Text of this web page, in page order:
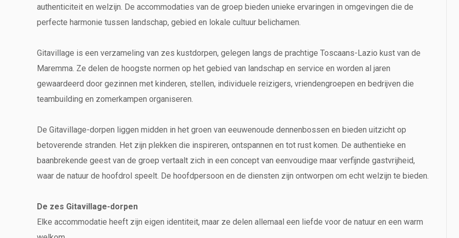
authenticiteit en welzijn. De accommodaties van de groep bieden unieke ervaringen in omgevingen die de
perfecte harmonie tussen landschap, gebied en lokale cultuur belichamen.
Gitavillage is een verzameling van zes kustdorpen, gelegen langs de prachtige Toscaans-Lazio kust van de
Maremma. Ze delen de hoogste normen op het gebied van landschap en service en worden al jaren
gewaardeerd door gezinnen met kinderen, stellen, individuele reizigers, vriendengroepen en bedrijven die
teambuilding en zomerkampen organiseren.
De Gitavillage-dorpen liggen midden in het groen van eeuwenoude dennenbossen en bieden uitzicht op
betoverende stranden. Het zijn plekken die inspireren, ontspannen en tot rust komen. De authentieke en
baanbrekende geest van de groep vertaalt zich in een concept van eenvoudige maar verfijnde gastvrijheid,
waar de natuur de hoofdrol speelt. De hoofdpersoon en de diensten zijn ontworpen om echt welzijn te bieden.
De zes Gitavillage-dorpen
Elke accommodatie heeft zijn eigen identiteit, maar ze delen allemaal een liefde voor de natuur en een warm